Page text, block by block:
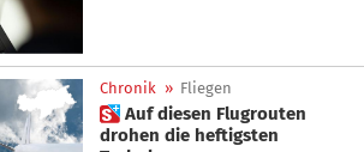
Chronik » Fliegen
 Auf diesen Flugrouten
drohen die heftigsten